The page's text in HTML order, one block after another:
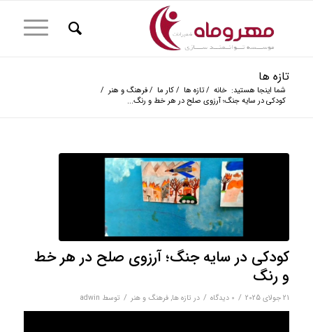
تازه ها
شما اینجا هستید: خانه / تازه ها / کار ما / فرهنگ و هنر /
کودکی در سایه جنگ؛ آرزوی صلح در هر خط و رنگ...
کودکی در سایه جنگ؛ آرزوی صلح در هر خط
و رنگ
21 جولای 2025 / 0 دیدگاه‌ / در تازه ها, فرهنگ و هنر / توسط adwin